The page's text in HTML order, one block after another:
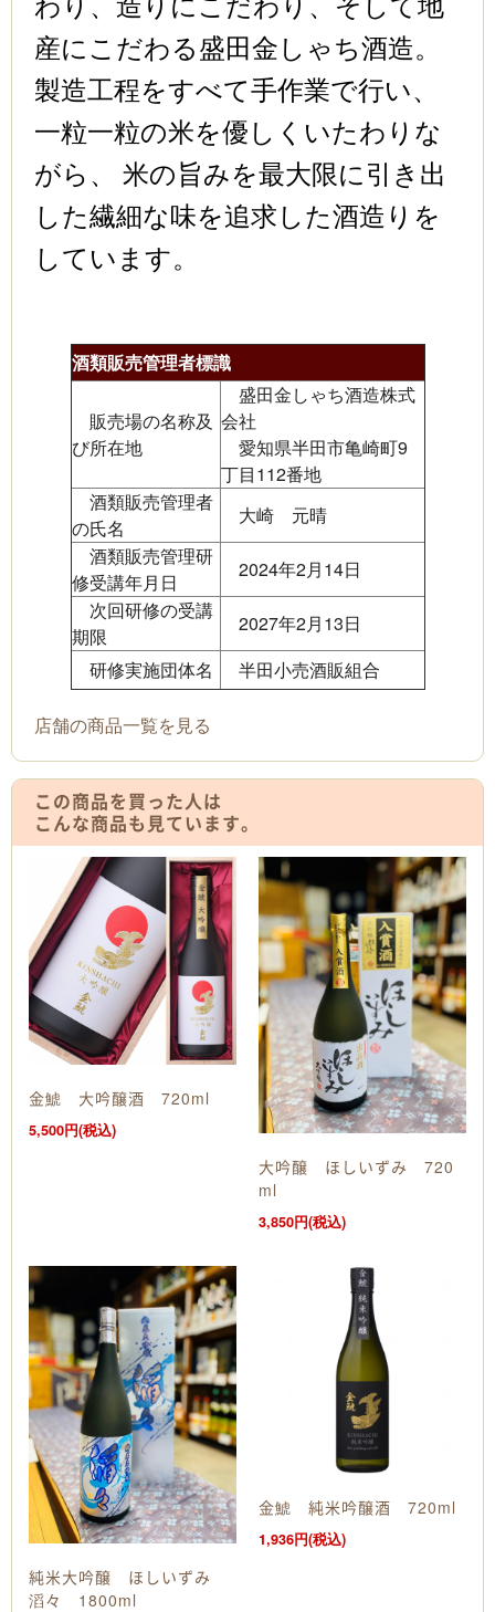
わり、造りにこだわり、そして地
産にこだわる盛田金しゃち酒造。
製造工程をすべて手作業で行い、
一粒一粒の米を優しくいたわりな
がら、 米の旨みを最大限に引き出
した繊細な味を追求した酒造りを
しています。
酒類販売管理者標識
販売場の名称及
び所在地
盛田金しゃち酒造株式
会社
愛知県半田市亀崎町9
丁目112番地
酒類販売管理者
の氏名
大崎 元晴
酒類販売管理研
修受講年月日
2024年2月14日
次回研修の受講
期限
2027年2月13日
研修実施団体名
半田小売酒販組合
店舗の商品一覧を見る
この商品を買った人は
こんな商品も見ています。
金鯱 大吟醸酒 720ml
5,500円(税込)
大吟醸 ほしいずみ 720
ml
3,850円(税込)
純米大吟醸 ほしいずみ
滔々 1800ml
金鯱 純米吟醸酒 720ml
1,936円(税込)